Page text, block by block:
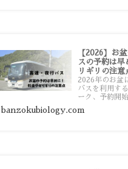
【2026】お
スの予約は
リギリの注
2026年のお盆
バスを利用す
ーク、予約開
み、キャンセ
予約の注意点
banzokubiology.com